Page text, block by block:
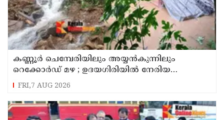
കണ്ണൂർ ചെമ്പേരിയിലും അയ്യൻകുന്നിലും
റെക്കോർഡ് മഴ ; ഉദയഗിരിയിൽ നേരിയ
ഉരുൾപൊട്ടൽ; 13 പേരെ ക്യാമ്പിലേക്ക് മാറ്റി
FRI,7 AUG 2026